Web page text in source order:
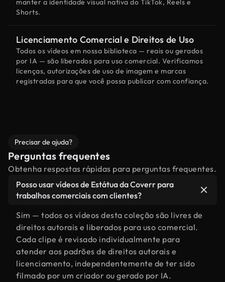
manter a identidade visual nativa do TikTok, Reels e
Shorts.
Licenciamento Comercial e Direitos de Uso
Todos os vídeos em nossa biblioteca — reais ou gerados
por IA — são liberados para uso comercial. Verificamos
licenças, autorizações de uso de imagem e marcas
registradas para que você possa publicar com confiança.
Precisar de ajuda?
Perguntas frequentes
Obtenha respostas rápidas para perguntas frequentes.
Posso usar vídeos de Estátua da Coverr para
trabalhos comerciais com clientes?
Sim — todos os vídeos desta coleção são livres de
direitos autorais e liberados para uso comercial.
Cada clipe é revisado individualmente para
atender aos padrões de direitos autorais e
licenciamento, independentemente de ter sido
filmado por um criador ou gerado por IA.